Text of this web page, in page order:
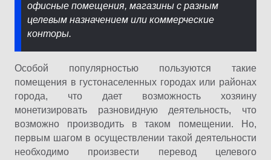
офисные помещения, магазины с разным
целевым назначением или коммерческие
конторы.
Особой популярностью пользуются такие
помещения в густонаселенных городах или районах
города, что дает возможность хозяину
монетизировать разновидную деятельность, что
возможно производить в таком помещении. Но,
первым шагом в осуществлении такой деятельности
необходимо произвести перевод целевого